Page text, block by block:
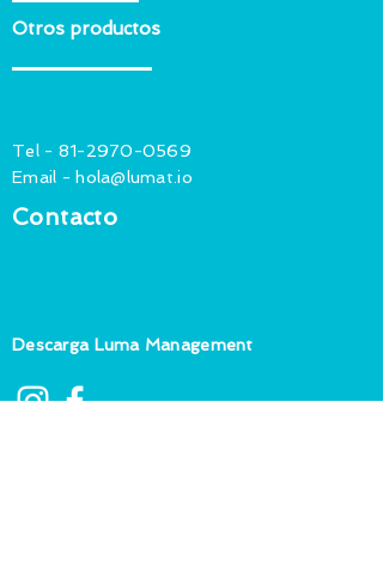
Otros productos
Tel - 81-2970-0569
Email - hola@lumat.io
Contacto
Descarga Luma Management